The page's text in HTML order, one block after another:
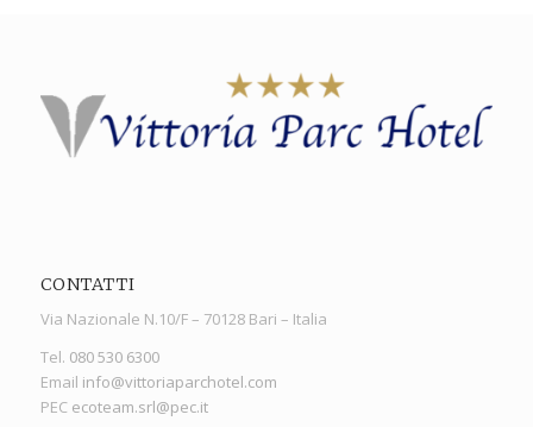
CONTATTI
Via Nazionale N.10/F – 70128 Bari – Italia
Tel. 080 530 6300
Email info@vittoriaparchotel.com
PEC ecoteam.srl@pec.it